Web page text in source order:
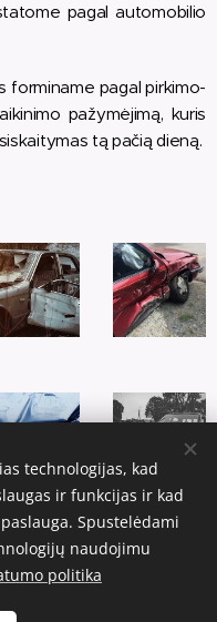
pagal automobilio
forminame pagal pirkimo-
pažymėjimą, kuris
tą pačią dieną.
technologijas, kad
ir funkcijas ir kad
Spustelėdami
naudojimu
politika